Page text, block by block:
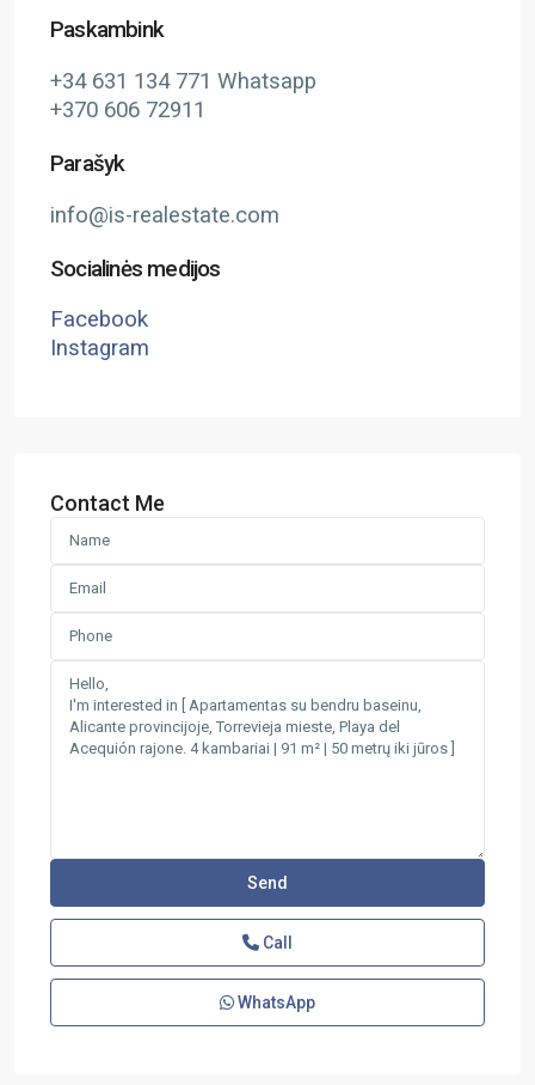
Paskambink
+34 631 134 771 Whatsapp
+370 606 72911
Parašyk
info@is-realestate.com
Socialinės medijos
Facebook
Instagram
Contact Me
Call
WhatsApp